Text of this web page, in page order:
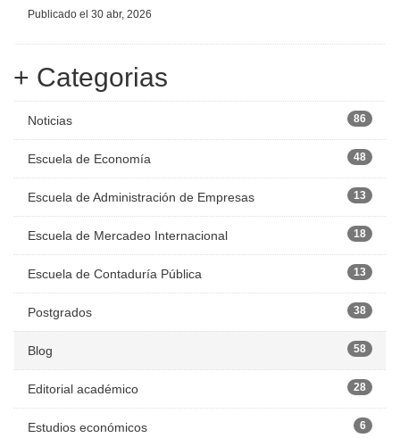
Publicado el 30 abr, 2026
+ Categorias
Noticias 86
Escuela de Economía 48
Escuela de Administración de Empresas 13
Escuela de Mercadeo Internacional 18
Escuela de Contaduría Pública 13
Postgrados 38
Blog 58
Editorial académico 28
Estudios económicos 6